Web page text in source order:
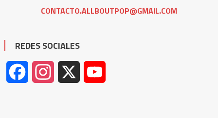
CONTACTO.ALLBOUTPOP@GMAIL.COM
REDES SOCIALES
Facebook Instagram